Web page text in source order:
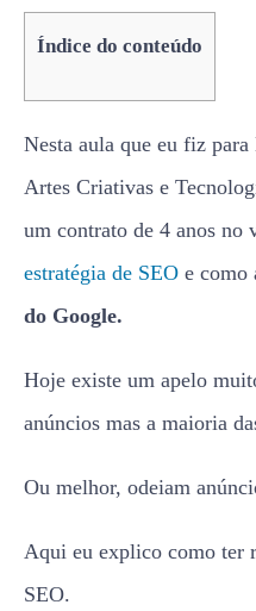
Índice do conteúdo
Nesta aula que eu fiz
Artes Criativas e
um contrato de 4 anos no
estratégia de SEO e como
do Google.
Hoje existe um apelo
anúncios mas a maioria
Ou melhor, odeiam
Aqui eu explico como ter
SEO.